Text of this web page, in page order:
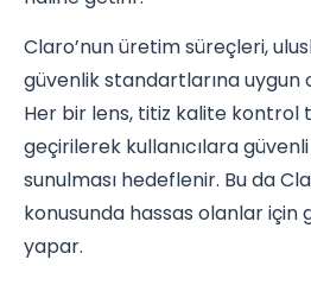
Claro’nun üretim süreçleri,
güvenlik standartlarına
Her bir lens, titiz kalite kontrol
geçirilerek kullanıcılara
sunulması hedeflenir. Bu da
konusunda hassas olanlar için
yapar.